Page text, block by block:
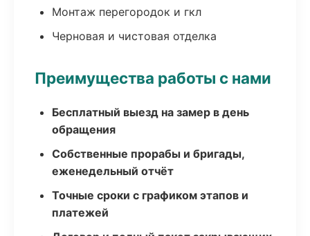
Монтаж перегородок и гкл
Черновая и чистовая отделка
Преимущества работы с нами
Бесплатный выезд на замер в день
обращения
Собственные прорабы и бригады,
еженедельный отчёт
Точные сроки с графиком этапов и
платежей